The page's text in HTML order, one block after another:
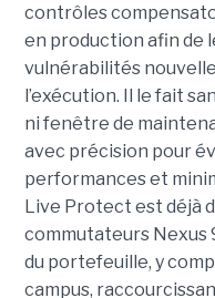
contrôles
en production afin de
vulnérabilités
l’exécution. Il le fait
ni fenêtre de
avec précision pour
performances et
Live Protect est déjà
commutateurs Nexus
du portefeuille, y
campus,